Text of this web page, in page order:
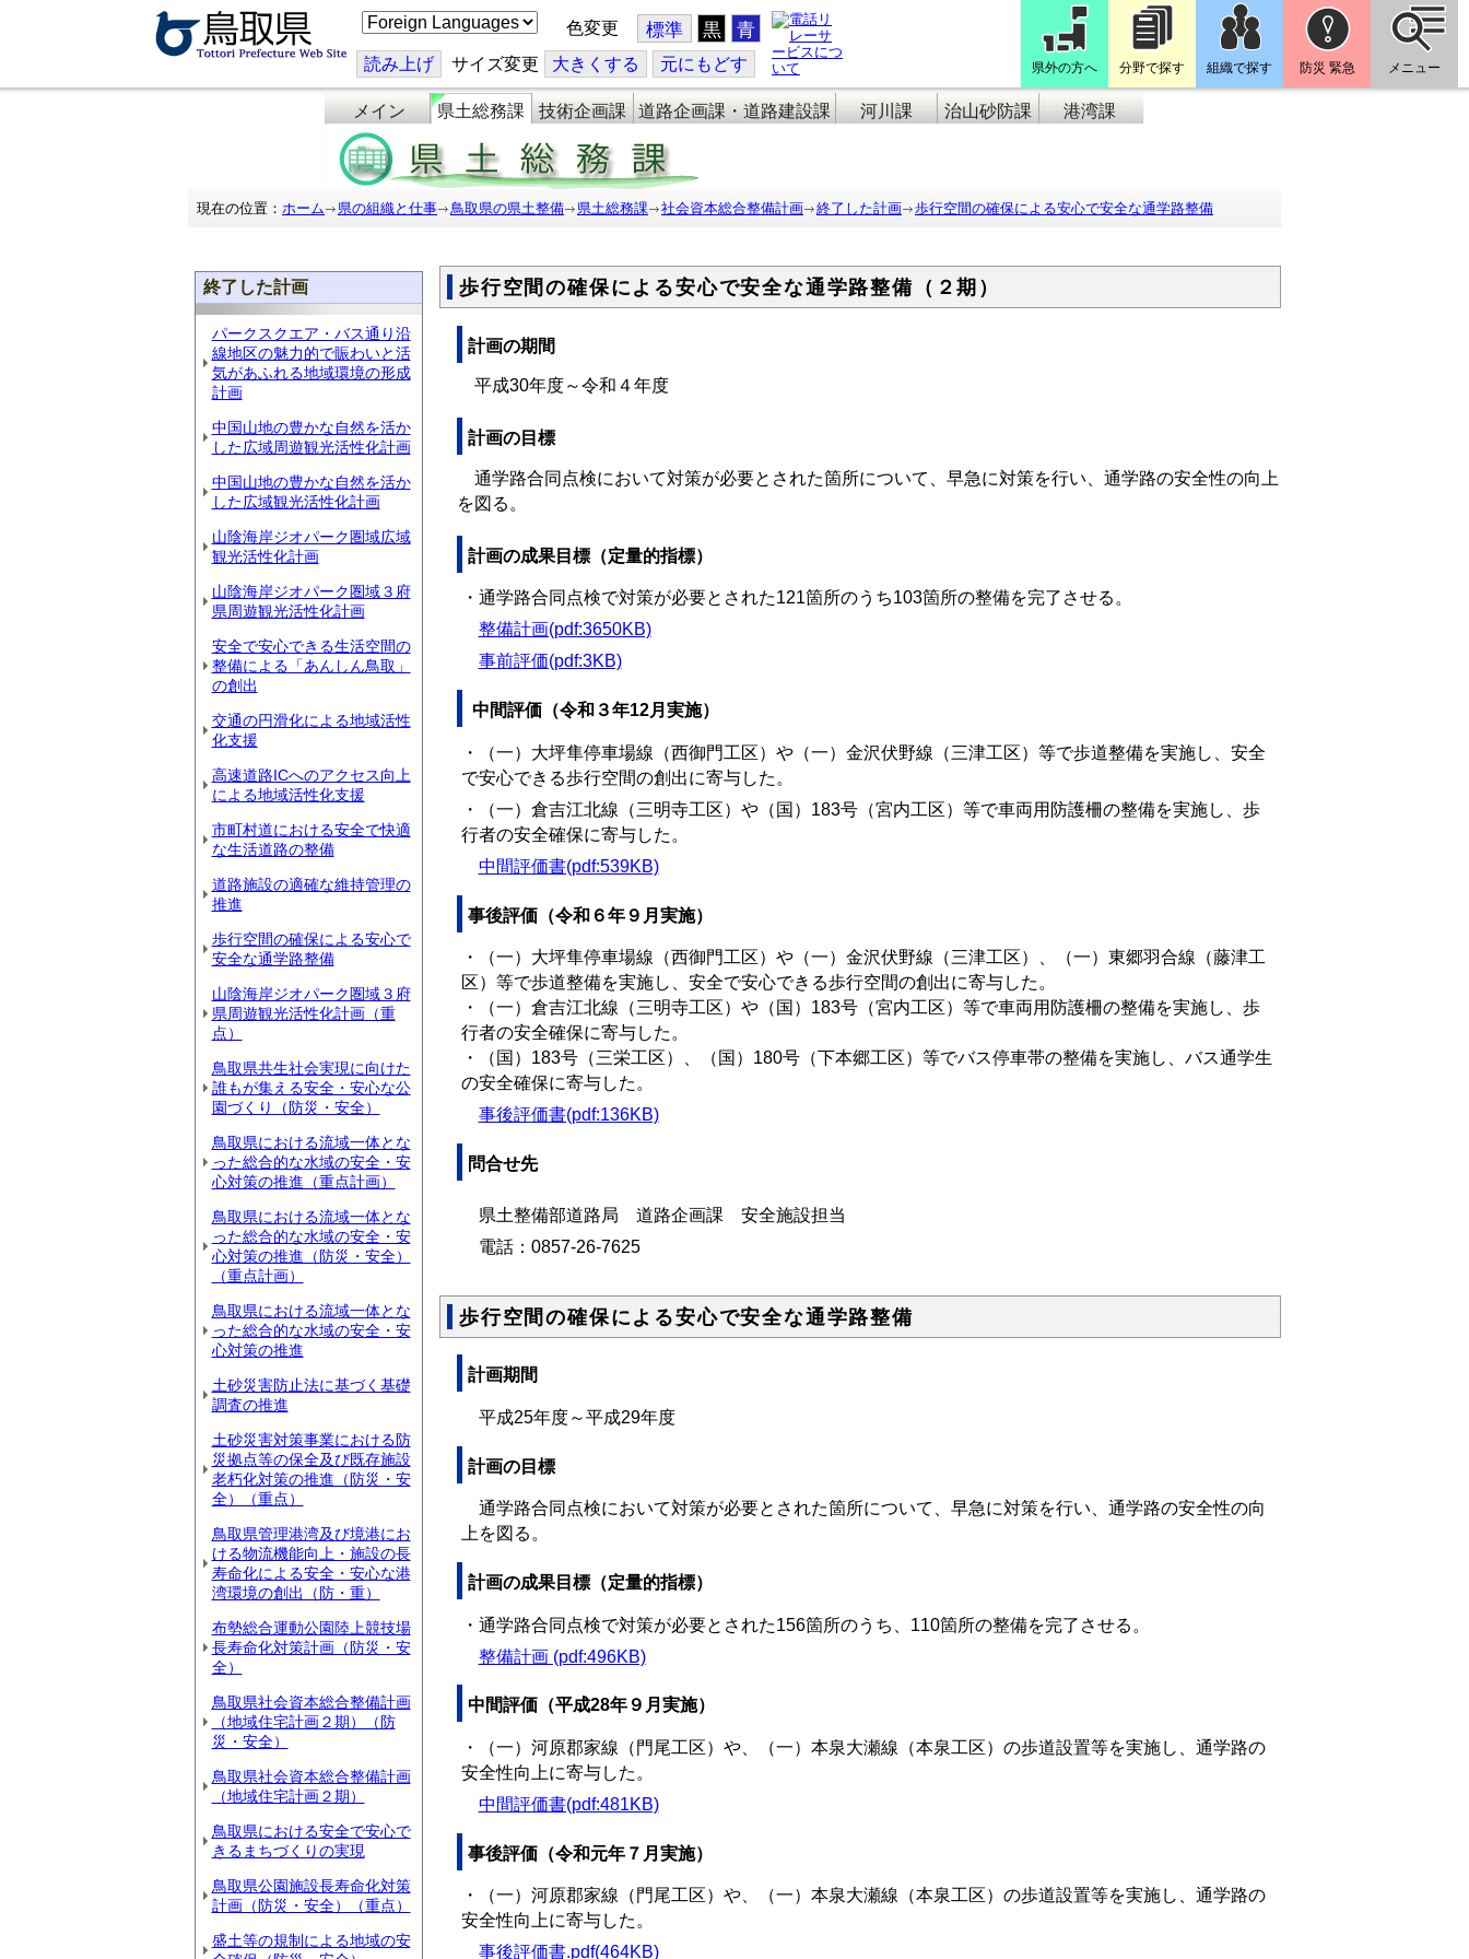
こ
の
ジ
を
翻
訳
す
る
色変更 標準 黒 青
読み上げ サイズ変更 大きくする 元にもどす 県外の方へ 分野で探す 組織で探す 防災 緊急 メニュー
メイン 県土総務課 技術企画課 道路企画課・道路建設課 河川課 治山砂防課 港湾課
現在の位置： ホーム 県の組織と仕事 鳥取県の県土整備 県土総務課 社会資本総合整備計画 終了した計画 歩行空間の確保による安心で安全な通学路整備
終了した計画
パークスクエア・バス通り沿
線地区の魅力的で賑わいと活
気があふれる地域環境の形成
計画
中国山地の豊かな自然を活か
した広域周遊観光活性化計画
中国山地の豊かな自然を活か
した広域観光活性化計画
山陰海岸ジオパーク圏域広域
観光活性化計画
山陰海岸ジオパーク圏域３府
県周遊観光活性化計画
安全で安心できる生活空間の
整備による「あんしん鳥取」
の創出
交通の円滑化による地域活性
化支援
高速道路ICへのアクセス向上
による地域活性化支援
市町村道における安全で快適
な生活道路の整備
道路施設の適確な維持管理の
推進
歩行空間の確保による安心で
安全な通学路整備
山陰海岸ジオパーク圏域３府
県周遊観光活性化計画（重
点）
鳥取県共生社会実現に向けた
誰もが集える安全・安心な公
園づくり（防災・安全）
鳥取県における流域一体とな
った総合的な水域の安全・安
心対策の推進（重点計画）
鳥取県における流域一体とな
った総合的な水域の安全・安
心対策の推進（防災・安全）
（重点計画）
鳥取県における流域一体とな
った総合的な水域の安全・安
心対策の推進
土砂災害防止法に基づく基礎
調査の推進
土砂災害対策事業における防
災拠点等の保全及び既存施設
老朽化対策の推進（防災・安
全）（重点）
鳥取県管理港湾及び境港にお
ける物流機能向上・施設の長
寿命化による安全・安心な港
湾環境の創出（防・重）
布勢総合運動公園陸上競技場
長寿命化対策計画（防災・安
全）
鳥取県社会資本総合整備計画
（地域住宅計画２期）（防
災・安全）
鳥取県社会資本総合整備計画
（地域住宅計画２期）
鳥取県における安全で安心で
きるまちづくりの実現
鳥取県公園施設長寿命化対策
計画（防災・安全）（重点）
盛土等の規制による地域の安
歩行空間の確保による安心で安全な通学路整備（２期）
計画の期間
平成30年度～令和４年度
計画の目標
通学路合同点検において対策が必要とされた箇所について、早急に対策を行い、通学路の安全性の向上
を図る。
計画の成果目標（定量的指標）
・通学路合同点検で対策が必要とされた121箇所のうち103箇所の整備を完了させる。
整備計画(pdf:3650KB)
事前評価(pdf:3KB)
中間評価（令和３年12月実施）
・（一）大坪隼停車場線（西御門工区）や（一）金沢伏野線（三津工区）等で歩道整備を実施し、安全
で安心できる歩行空間の創出に寄与した。
・（一）倉吉江北線（三明寺工区）や（国）183号（宮内工区）等で車両用防護柵の整備を実施し、歩
行者の安全確保に寄与した。
中間評価書(pdf:539KB)
事後評価（令和６年９月実施）
・（一）大坪隼停車場線（西御門工区）や（一）金沢伏野線（三津工区）、（一）東郷羽合線（藤津工
区）等で歩道整備を実施し、安全で安心できる歩行空間の創出に寄与した。
・（一）倉吉江北線（三明寺工区）や（国）183号（宮内工区）等で車両用防護柵の整備を実施し、歩
行者の安全確保に寄与した。
・（国）183号（三栄工区）、（国）180号（下本郷工区）等でバス停車帯の整備を実施し、バス通学生
の安全確保に寄与した。
事後評価書(pdf:136KB)
問合せ先
県土整備部道路局 道路企画課 安全施設担当
電話：0857-26-7625
歩行空間の確保による安心で安全な通学路整備
計画期間
平成25年度～平成29年度
計画の目標
通学路合同点検において対策が必要とされた箇所について、早急に対策を行い、通学路の安全性の向
上を図る。
計画の成果目標（定量的指標）
・通学路合同点検で対策が必要とされた156箇所のうち、110箇所の整備を完了させる。
整備計画 (pdf:496KB)
中間評価（平成28年９月実施）
・（一）河原郡家線（門尾工区）や、（一）本泉大瀬線（本泉工区）の歩道設置等を実施し、通学路の
安全性向上に寄与した。
中間評価書(pdf:481KB)
事後評価（令和元年７月実施）
・（一）河原郡家線（門尾工区）や、（一）本泉大瀬線（本泉工区）の歩道設置等を実施し、通学路の
安全性向上に寄与した。
事後評価書.pdf(464KB)